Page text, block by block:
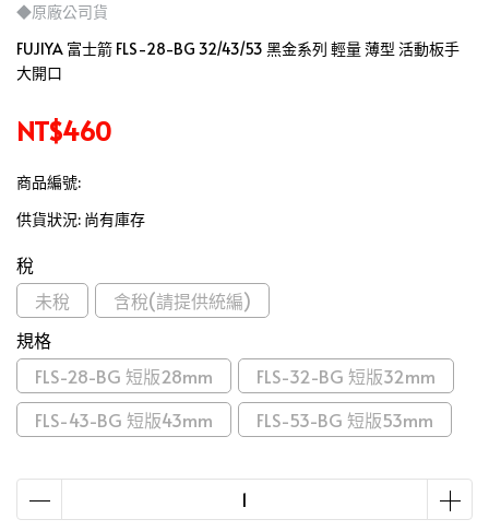
◆原廠公司貨
FUJIYA 富士箭 FLS-28-BG 32/43/53 黑金系列 輕量 薄型 活動板手
大開口
NT$460
商品編號:
供貨狀況: 尚有庫存
稅
未稅
含稅(請提供統編)
規格
FLS-28-BG 短版28mm
FLS-32-BG 短版32mm
FLS-43-BG 短版43mm
FLS-53-BG 短版53mm